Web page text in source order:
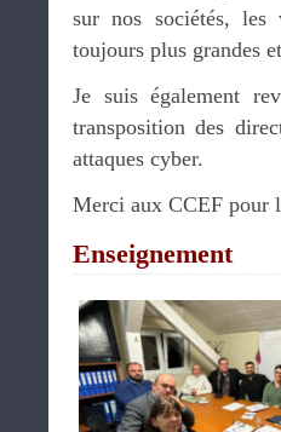
sur nos sociétés, les
toujours plus grandes
Je suis également
transposition des
attaques cyber.
Merci aux CCEF pour
Enseignement